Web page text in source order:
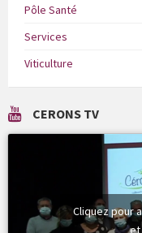
Pôle Santé
Services
Viticulture
CERONS TV
Cliquez pour
et